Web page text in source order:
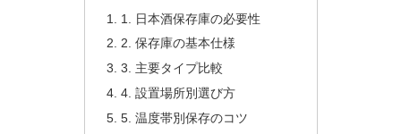
1. 日本酒保存庫の必要性
2. 保存庫の基本仕様
3. 主要タイプ比較
4. 設置場所別選び方
5. 温度帯別保存のコツ